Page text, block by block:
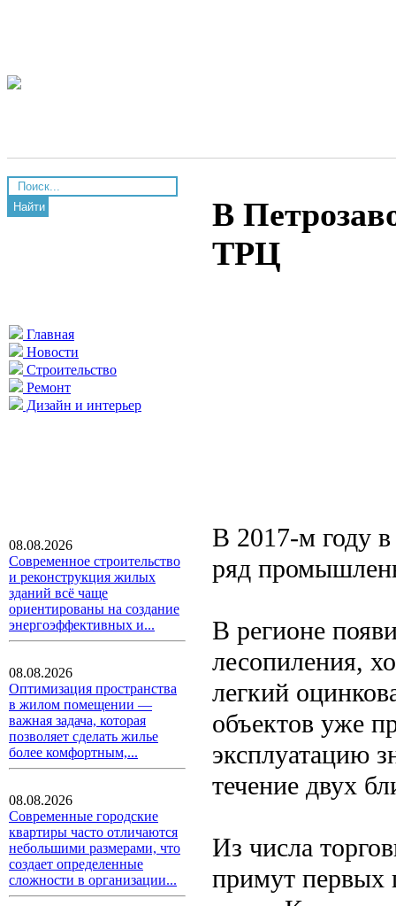
Найти
Главная
Новости
Строительство
Ремонт
Дизайн и интерьер
08.08.2026
Современное строительство
и реконструкция жилых
зданий всё чаще
ориентированы на создание
энергоэффективных и...
08.08.2026
Оптимизация пространства
в жилом помещении —
важная задача, которая
позволяет сделать жилье
более комфортным,...
08.08.2026
Современные городские
квартиры часто отличаются
небольшими размерами, что
создает определенные
сложности в организации...
В
ТРЦ
В 2017-м году в
ряд
В регионе
лесопиления,
легкий
объектов уже
эксплуатацию
течение двух
Из числа
примут первых